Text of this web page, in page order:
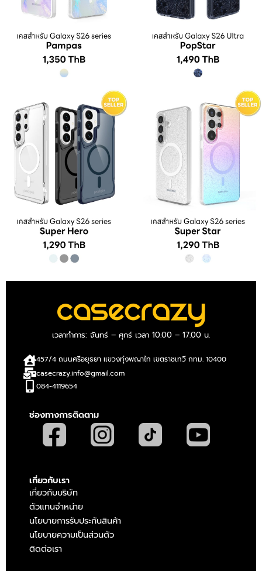
เวลาทำการ: จันทร์ – ศุกร์ เวลา 10.00 – 17.00 น.
457/4 ถนนศรีอยุธยา แขวงทุ่งพญาไท เขตราชเทวี กทม. 10400
casecrazy.info@gmail.com
084-4119654
ช่องทางการติดตาม
เกี่ยวกับเรา
เกี่ยวกับบริษัท
ตัวแทนจำหน่าย
นโยบายการรับประกันสินค้า
นโยบายความเป็นส่วนตัว
ติดต่อเรา